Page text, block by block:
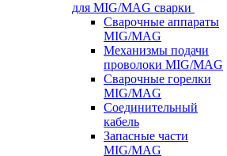
для MIG/MAG сварки
Сварочные аппараты
MIG/MAG
Механизмы подачи
проволоки MIG/MAG
Сварочные горелки
MIG/MAG
Соединительный
кабель
Запасные части
MIG/MAG